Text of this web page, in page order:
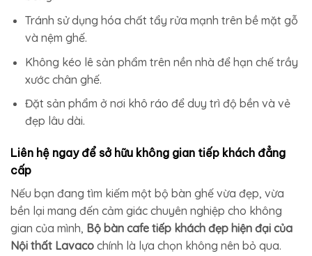
Tránh sử dụng hóa chất tẩy rửa mạnh trên bề mặt gỗ
và nệm ghế.
Không kéo lê sản phẩm trên nền nhà để hạn chế trầy
xước chân ghế.
Đặt sản phẩm ở nơi khô ráo để duy trì độ bền và vẻ
đẹp lâu dài.
Liên hệ ngay để sở hữu không gian tiếp khách đẳng
cấp
Nếu bạn đang tìm kiếm một bộ bàn ghế vừa đẹp, vừa
bền lại mang đến cảm giác chuyên nghiệp cho không
gian của mình, Bộ bàn cafe tiếp khách đẹp hiện đại của
Nội thất Lavaco chính là lựa chọn không nên bỏ qua.